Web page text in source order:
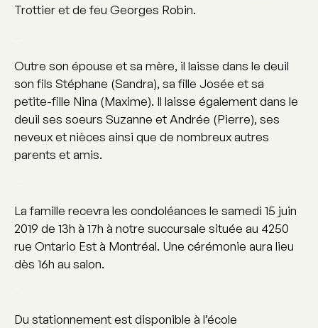
Trottier et de feu Georges Robin.
Outre son épouse et sa mère, il laisse dans le deuil
son fils Stéphane (Sandra), sa fille Josée et sa
petite-fille Nina (Maxime). Il laisse également dans le
deuil ses soeurs Suzanne et Andrée (Pierre), ses
neveux et nièces ainsi que de nombreux autres
parents et amis.
La famille recevra les condoléances le samedi 15 juin
2019 de 13h à 17h à notre succursale située au 4250
rue Ontario Est à Montréal. Une cérémonie aura lieu
dès 16h au salon.
Du stationnement est disponible à l’école